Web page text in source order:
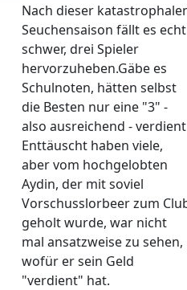
Nach dieser
Seuchensaison fällt es echt
schwer, drei Spieler
hervorzuheben.Gäbe es
Schulnoten, hätten selbst
die Besten nur eine "3" -
also ausreichend -
Enttäuscht haben viele,
aber vom hochgelobten
Aydin, der mit soviel
Vorschusslorbeer zum
geholt wurde, war nicht
mal ansatzweise zu sehen,
wofür er sein Geld
"verdient" hat.